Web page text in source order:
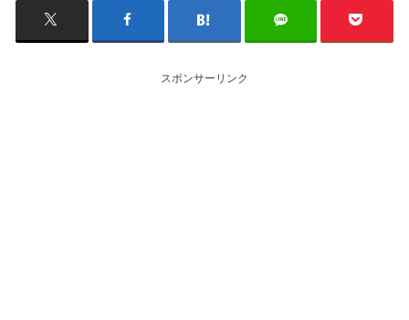
スポンサーリンク